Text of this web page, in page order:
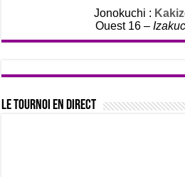
Jonokuchi :
Ouest 16 –
Le tournoi en direct